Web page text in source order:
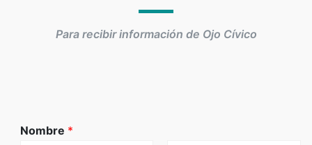
Para recibir información de Ojo Cívico
Nombre *